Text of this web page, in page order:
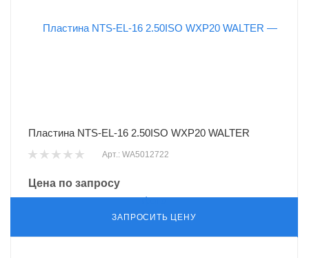
Пластина NTS-EL-16 2.50ISO WXP20 WALTER
Арт.: WA5012722
Цена по запросу
ЗАПРОСИТЬ ЦЕНУ